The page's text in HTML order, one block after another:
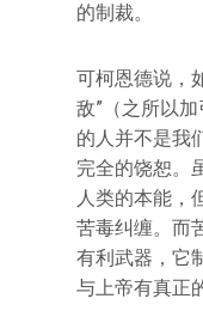
的制裁。
可柯恩德说，
敌”（之所以
的人并不是我
完全的饶恕。
人类的本能，
苦毒纠缠。而
有利武器，它
与上帝有真正